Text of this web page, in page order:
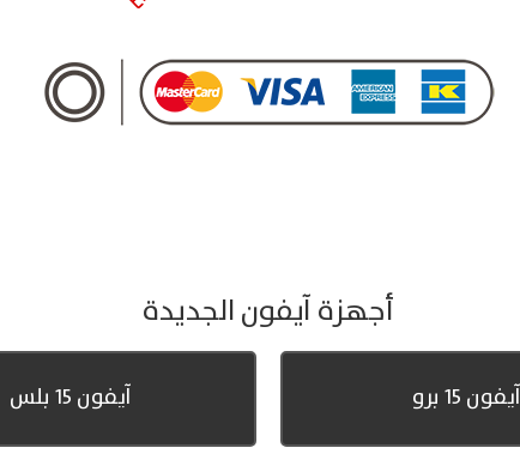
أجهزة آيفون الجديدة
آيفون 15 برو آيفون 15 بلس